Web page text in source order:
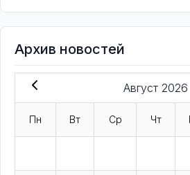
Архив новостей
Август 2026
Пн Вт Ср Чт